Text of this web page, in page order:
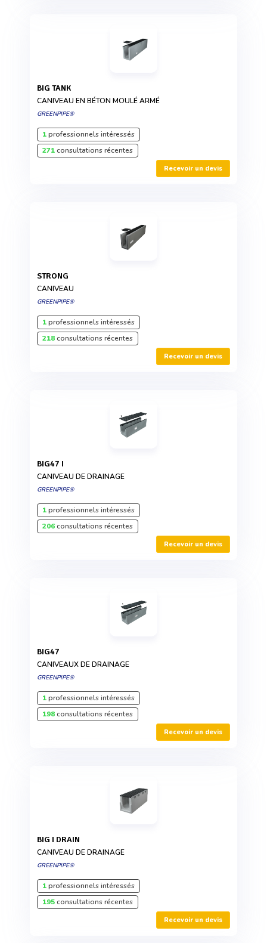
BIG TANK
CANIVEAU EN BÉTON MOULÉ ARMÉ
GREENPIPE®
1professionnels intéressés
271consultations récentes
Recevoir un devis
STRONG
CANIVEAU
GREENPIPE®
1professionnels intéressés
218consultations récentes
Recevoir un devis
BIG47 I
CANIVEAU DE DRAINAGE
GREENPIPE®
1professionnels intéressés
206consultations récentes
Recevoir un devis
BIG47
CANIVEAUX DE DRAINAGE
GREENPIPE®
1professionnels intéressés
198consultations récentes
Recevoir un devis
BIG I DRAIN
CANIVEAU DE DRAINAGE
GREENPIPE®
1professionnels intéressés
195consultations récentes
Recevoir un devis